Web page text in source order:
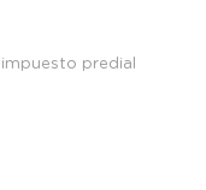
predial